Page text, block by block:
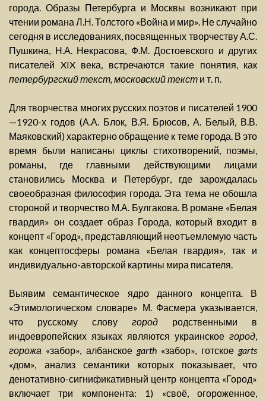
города. Образы Петербурга и Москвы возникают при
чтении романа Л.Н. Толстого «Война и мир». Не случайно
сегодня в исследованиях, посвященных творчеству А.С.
Пушкина, Н.А. Некрасова, Ф.М. Достоевского и других
писателей XIX века, встречаются такие понятия, как
петербургский текст, московский текст и т. п.
Для творчества многих русских поэтов и писателей 1900
—1920-х годов (А.А. Блок, В.Я. Брюсов, А. Белый, В.В.
Маяковский) характерно обращение к теме города. В это
время были написаны циклы стихотворений, поэмы,
романы, где главными действующими лицами
становились Москва и Петербург, где зарождалась
своеобразная философия города. Эта тема не обошла
стороной и творчество М.А. Булгакова. В романе «Белая
гвардия» он создает образ Города, который входит в
концепт «Город», представляющий неотъемлемую часть
как концептосферы романа «Белая гвардия», так и
индивидуально-авторской картины мира писателя.
Выявим семантическое ядро данного концепта. В
«Этимологическом словаре» М. Фасмера указывается,
что русскому слову город родственными в
индоевропейских языках являются украинское город,
горожа «забор», албанское garth «забор», готское garts
«дом», анализ семантики которых показывает, что
денотативно-сигнификативный центр концепта «Город»
включает три компонента: 1) «своё, огороженное,